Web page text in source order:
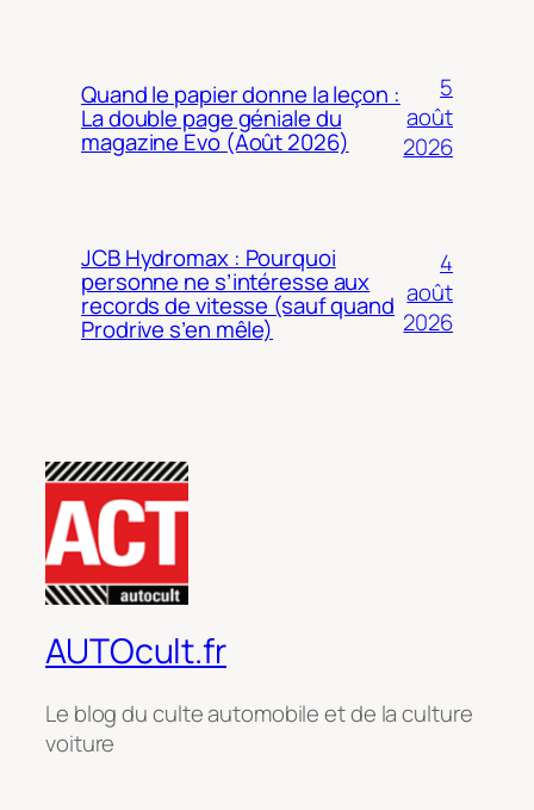
Quand le papier donne la leçon :
La double page géniale du
magazine Evo (Août 2026)
5
août
2026
JCB Hydromax : Pourquoi
personne ne s’intéresse aux
records de vitesse (sauf quand
Prodrive s’en mêle)
4
août
2026
AUTOcult.fr
Le blog du culte automobile et de la culture
voiture